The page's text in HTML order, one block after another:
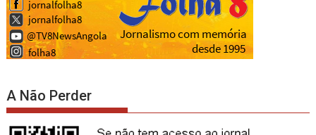
A Não Perder